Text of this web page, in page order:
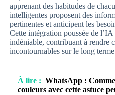
apprenant des habitudes de
intelligentes proposent des
pertinentes et anticipent les
Cette intégration poussée de
indéniable, contribuant à rendre
incontournables sur le long
À lire : WhatsApp :
couleurs avec cette astuce